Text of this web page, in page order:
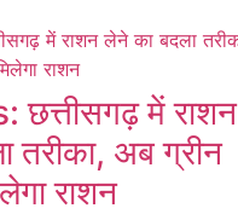
छत्तीसगढ़ में राशन
तरीका, अब ग्रीन
राशन